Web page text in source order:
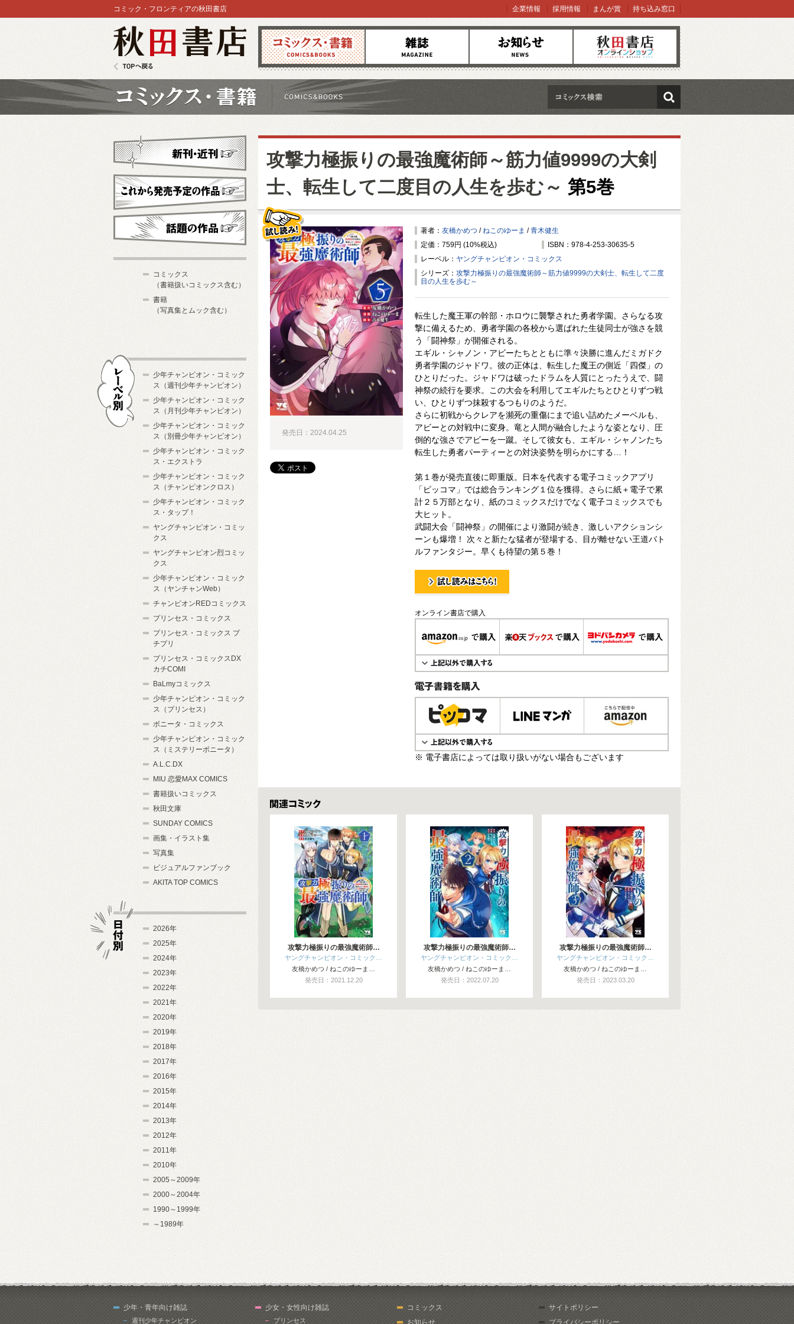
コミックス 雑誌 お知らせ オンラインショップ
コミック・フロンティアの秋田書店 企業情報 採用情報 まんが賞 持ち込み窓口
検索
攻撃力極振りの最強魔術師～筋力値9999の大剣
士、転生して二度目の人生を歩む～ 第5巻
著者： 友橋かめつ /ねこのゆーま /青木健生
定価：759円 (10%税込)
ISBN：978-4-253-30635-5
レーベル： ヤングチャンピオン・コミックス
シリーズ： 攻撃力極振りの最強魔術師～筋力値9999の大剣士、転生して二度
目の人生を歩む～
転生した魔王軍の幹部・ホロウに襲撃された勇者学園。さらなる攻
撃に備えるため、勇者学園の各校から選ばれた生徒同士が強さを競
う「闘神祭」が開催される。
エギル・シャノン・アビーたちとともに準々決勝に進んだミガドク
勇者学園のジャドワ。彼の正体は、転生した魔王の側近「四傑」の
ひとりだった。ジャドワは破ったドラムを人質にとったうえで、闘
神祭の続行を要求。この大会を利用してエギルたちとひとりずつ戦
い、ひとりずつ抹殺するつもりのようだ。
さらに初戦からクレアを瀕死の重傷にまで追い詰めたメーベルも、
アビーとの対戦中に変身。竜と人間が融合したような姿となり、圧
倒的な強さでアビーを一蹴。そして彼女も、エギル・シャノンたち
転生した勇者パーティーとの対決姿勢を明らかにする…！
第１巻が発売直後に即重版。日本を代表する電子コミックアプリ
「ピッコマ」では総合ランキング１位を獲得。さらに紙＋電子で累
計２５万部となり、紙のコミックスだけでなく電子コミックスでも
大ヒット。
武闘大会「闘神祭」の開催により激闘が続き、激しいアクションシ
ーンも爆増！ 次々と新たな猛者が登場する、目が離せない王道バト
ルファンタジー。早くも待望の第５巻！
試し読み！
オンライン書店で購入
電子書籍で購入
※ 電子書店によっては取り扱いがない場合もございます
発売日：2024.04.25
関連コミックス
攻撃力極振りの最強魔術師…
ヤングチャンピオン・コミック…
友橋かめつ / ねこのゆーま…
発売日：2021.12.20
攻撃力極振りの最強魔術師…
ヤングチャンピオン・コミック…
友橋かめつ / ねこのゆーま…
発売日：2022.07.20
攻撃力極振りの最強魔術師…
ヤングチャンピオン・コミック…
友橋かめつ / ねこのゆーま…
発売日：2023.03.20
新刊・近刊
これから発売予定
コミックス
（書籍扱いコミックス含む）
書籍
（写真集とムック含む）
少年チャンピオン・コミック
ス（週刊少年チャンピオン）
少年チャンピオン・コミック
ス（月刊少年チャンピオン）
少年チャンピオン・コミック
ス（別冊少年チャンピオン）
少年チャンピオン・コミック
ス・エクストラ
少年チャンピオン・コミック
ス（チャンピオンクロス）
少年チャンピオン・コミック
ス・タップ！
ヤングチャンピオン・コミッ
クス
ヤングチャンピオン烈コミッ
クス
少年チャンピオン・コミック
ス（ヤンチャンWeb）
チャンピオンREDコミックス
プリンセス・コミックス
プリンセス・コミックス プ
チプリ
プリンセス・コミックスDX
カチCOMI
BaLmyコミックス
少年チャンピオン・コミック
ス（プリンセス）
ボニータ・コミックス
少年チャンピオン・コミック
ス（ミステリーボニータ）
A.L.C.DX
MIU 恋愛MAX COMICS
書籍扱いコミックス
秋田文庫
SUNDAY COMICS
画集・イラスト集
写真集
ビジュアルファンブック
AKITA TOP COMICS
2026年
2025年
2024年
2023年
2022年
2021年
2020年
2019年
2018年
2017年
2016年
2015年
2014年
2013年
2012年
2011年
2010年
2005～2009年
2000～2004年
1990～1999年
～1989年
少年・青年向け雑誌
週刊少年チャンピオン
少女・女性向け雑誌
プリンセス
コミックス
お知らせ
サイトポリシー
プライバシーポリシー